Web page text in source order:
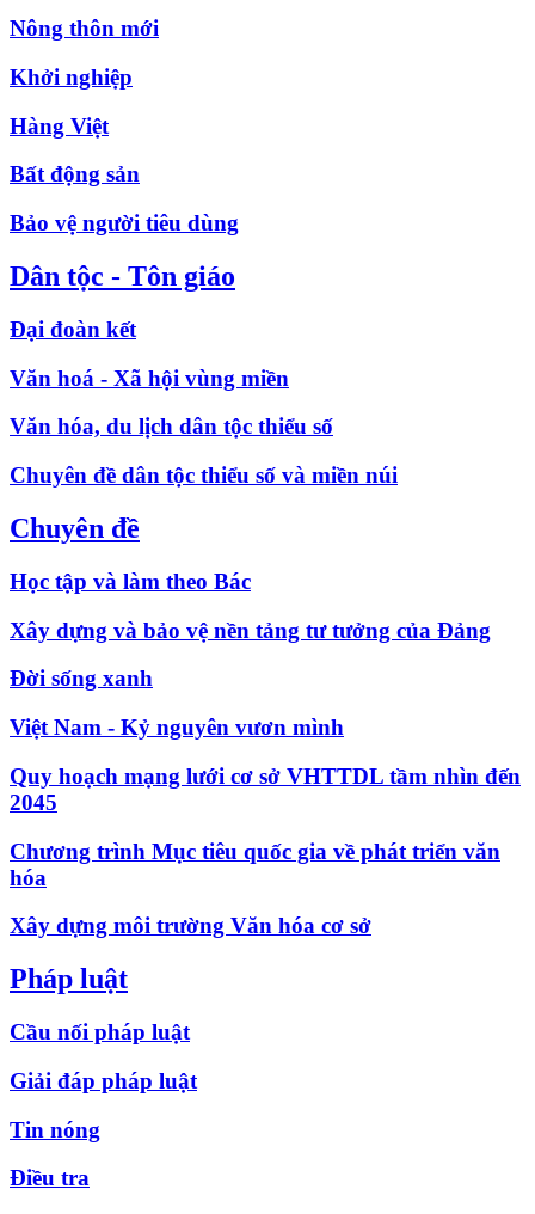
Nông thôn mới
Khởi nghiệp
Hàng Việt
Bất động sản
Bảo vệ người tiêu dùng
Dân tộc - Tôn giáo
Đại đoàn kết
Văn hoá - Xã hội vùng miền
Văn hóa, du lịch dân tộc thiểu số
Chuyên đề dân tộc thiểu số và miền núi
Chuyên đề
Học tập và làm theo Bác
Xây dựng và bảo vệ nền tảng tư tưởng của Đảng
Đời sống xanh
Việt Nam - Kỷ nguyên vươn mình
Quy hoạch mạng lưới cơ sở VHTTDL tầm nhìn đến
2045
Chương trình Mục tiêu quốc gia về phát triển văn
hóa
Xây dựng môi trường Văn hóa cơ sở
Pháp luật
Cầu nối pháp luật
Giải đáp pháp luật
Tin nóng
Điều tra